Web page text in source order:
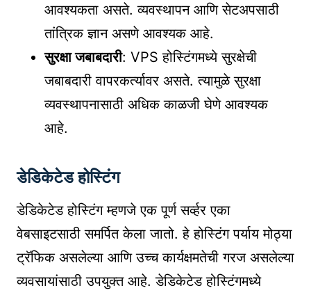
आवश्यकता असते. व्यवस्थापन आणि सेटअपसाठी
तांत्रिक ज्ञान असणे आवश्यक आहे.
सुरक्षा जबाबदारी: VPS होस्टिंगमध्ये सुरक्षेची
जबाबदारी वापरकर्त्यावर असते. त्यामुळे सुरक्षा
व्यवस्थापनासाठी अधिक काळजी घेणे आवश्यक
आहे.
डेडिकेटेड होस्टिंग
डेडिकेटेड होस्टिंग म्हणजे एक पूर्ण सर्व्हर एका
वेबसाइटसाठी समर्पित केला जातो. हे होस्टिंग पर्याय मोठ्या
ट्रॅफिक असलेल्या आणि उच्च कार्यक्षमतेची गरज असलेल्या
व्यवसायांसाठी उपयुक्त आहे. डेडिकेटेड होस्टिंगमध्ये